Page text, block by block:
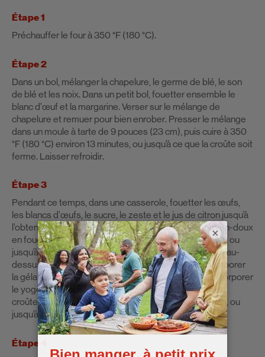
Étape 1
Préchauffer le four à 350 °F (180 °C).
Étape 2
Dans un bol, mélanger la chapelure, le germe de blé, le son
de blé et les noix. Dans un petit bol, fouetter ensemble le
blanc d’œuf et la margarine. Verser sur le mélange de
chapelure et remuer pour bien enrober. Presser le mélange
dans un moule à tarte de 9 pouces (23 cm), puis cuire à 350
°F (180 °C) environ 13 minutes, ou jusqu’à ce que la croûte soit
ferme. Laisser refroidir.
Étape 3
Pendant ce temps, dans une casserole, fouetter les œufs,
les blancs d’œufs, le sucre, le zeste et le jus de citron jusqu’à
l’obtention d’un mélange homogène. Cuire à feu moyen-doux
en fouettant constamment pendant environ 12 minutes ou
jusqu’à épaississement. Verser dans un tamis fin placé au-
dessus d’un bol et presser à l’aide d’une spatule. Incorporer
la gélatine au fouet jusqu’à ce qu’elle soit dissoute. Incorporer
le yogourt au fouet, puis étendre la préparation dans la
croûte refroidie. Réfrigérer pendant au moins 2 heures, ou
jusqu’à ce que la garniture soit prise et bien froide.
Étape 4
×